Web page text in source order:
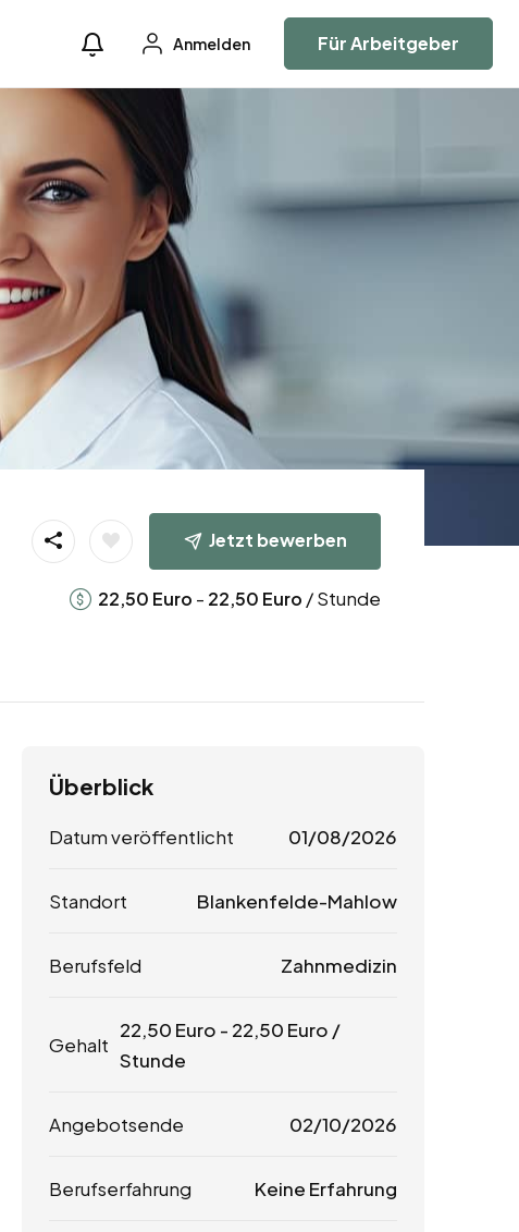
Anmelden Für Arbeitgeber
Jetzt bewerben
22,50 Euro - 22,50 Euro / Stunde
Überblick
Datum veröffentlicht 01/08/2026
Standort Blankenfelde-Mahlow
Berufsfeld Zahnmedizin
Gehalt
22,50 Euro - 22,50 Euro /
Stunde
Angebotsende 02/10/2026
Berufserfahrung Keine Erfahrung